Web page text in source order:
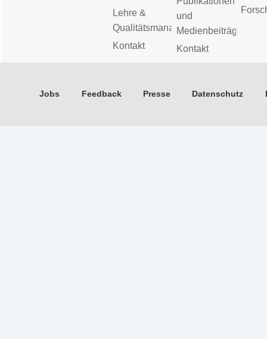
Lehre &
Qualitätsmanagement
Kontakt
und
Medienbeiträge
Kontakt
Jobs Feedback Presse Datenschutz